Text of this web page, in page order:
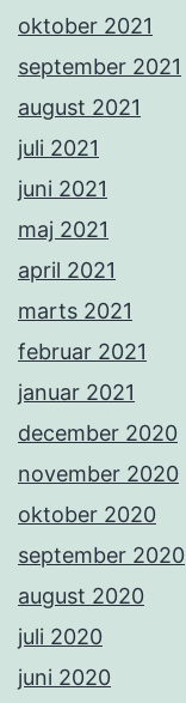
oktober 2021
september 2021
august 2021
juli 2021
juni 2021
maj 2021
april 2021
marts 2021
februar 2021
januar 2021
december 2020
november 2020
oktober 2020
september 2020
august 2020
juli 2020
juni 2020